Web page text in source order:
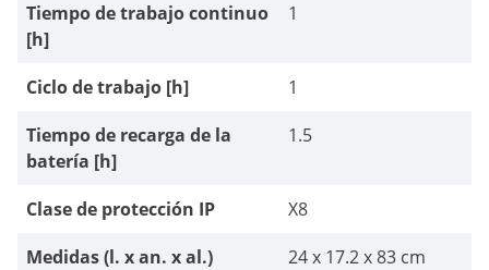
Tiempo de trabajo continuo
[h]
1
Ciclo de trabajo [h]
1
Tiempo de recarga de la
batería [h]
1.5
Clase de protección IP
X8
Medidas (l. x an. x al.)
24 x 17.2 x 83 cm